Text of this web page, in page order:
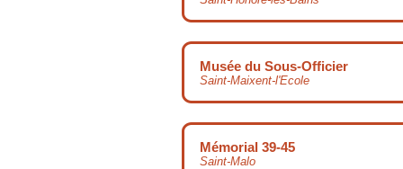
Musée du Sous-Officier
Saint-Maixent-l'Ecole
Mémorial 39-45
Saint-Malo